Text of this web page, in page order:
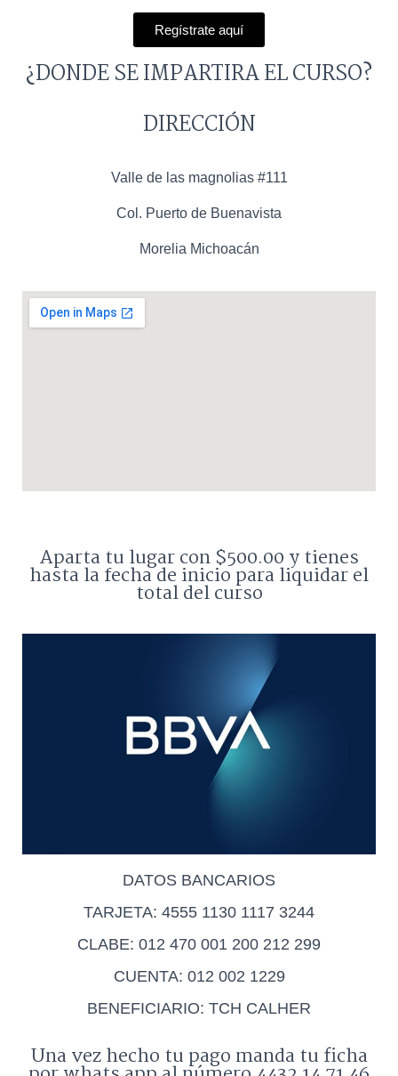
Regístrate aquí
¿DONDE SE IMPARTIRA EL CURSO?
DIRECCIÓN
Valle de las magnolias #111
Col. Puerto de Buenavista
Morelia Michoacán
Aparta tu lugar con $500.00 y tienes
hasta la fecha de inicio para liquidar el
total del curso
DATOS BANCARIOS
TARJETA: 4555 1130 1117 3244
CLABE: 012 470 001 200 212 299
CUENTA: 012 002 1229
BENEFICIARIO: TCH CALHER
Una vez hecho tu pago manda tu ficha